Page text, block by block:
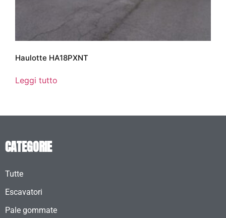
Haulotte HA18PXNT
Leggi tutto
CATEGORIE
Tutte
Escavatori
Pale gommate